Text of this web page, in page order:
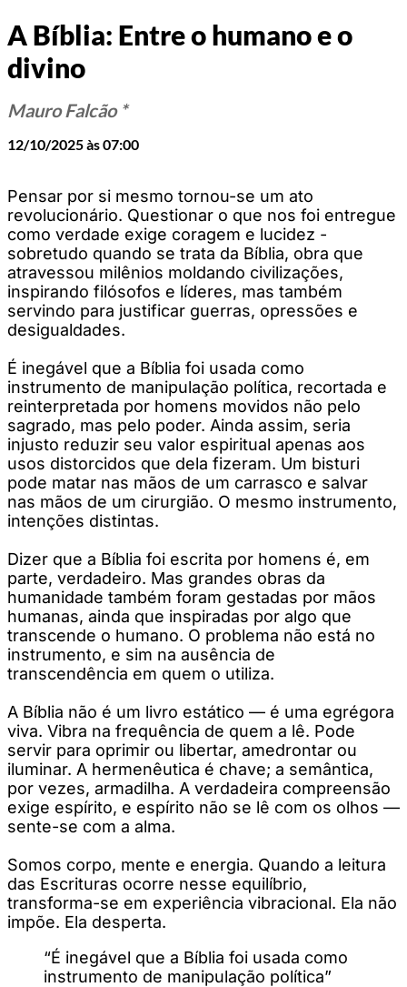
A Bíblia: Entre o humano e o
divino
Mauro Falcão *
12/10/2025 às 07:00
Pensar por si mesmo tornou-se um ato
revolucionário. Questionar o que nos foi entregue
como verdade exige coragem e lucidez -
sobretudo quando se trata da Bíblia, obra que
atravessou milênios moldando civilizações,
inspirando filósofos e líderes, mas também
servindo para justificar guerras, opressões e
desigualdades.
É inegável que a Bíblia foi usada como
instrumento de manipulação política, recortada e
reinterpretada por homens movidos não pelo
sagrado, mas pelo poder. Ainda assim, seria
injusto reduzir seu valor espiritual apenas aos
usos distorcidos que dela fizeram. Um bisturi
pode matar nas mãos de um carrasco e salvar
nas mãos de um cirurgião. O mesmo instrumento,
intenções distintas.
Dizer que a Bíblia foi escrita por homens é, em
parte, verdadeiro. Mas grandes obras da
humanidade também foram gestadas por mãos
humanas, ainda que inspiradas por algo que
transcende o humano. O problema não está no
instrumento, e sim na ausência de
transcendência em quem o utiliza.
A Bíblia não é um livro estático — é uma egrégora
viva. Vibra na frequência de quem a lê. Pode
servir para oprimir ou libertar, amedrontar ou
iluminar. A hermenêutica é chave; a semântica,
por vezes, armadilha. A verdadeira compreensão
exige espírito, e espírito não se lê com os olhos —
sente-se com a alma.
Somos corpo, mente e energia. Quando a leitura
das Escrituras ocorre nesse equilíbrio,
transforma-se em experiência vibracional. Ela não
impõe. Ela desperta.
“É inegável que a Bíblia foi usada como
instrumento de manipulação política”